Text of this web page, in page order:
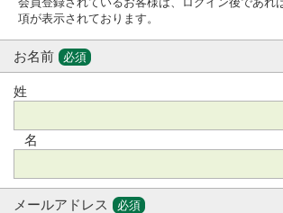
項が表示されております。
お名前 必須
姓
名
メールアドレス 必須